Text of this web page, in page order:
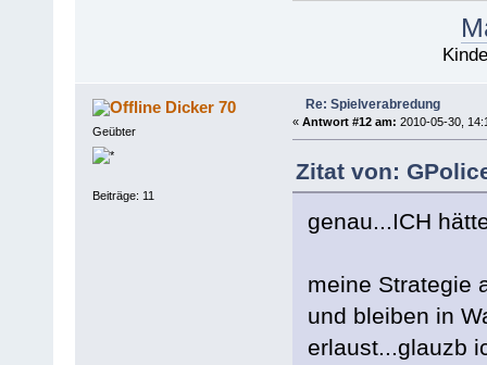
Dicker 70
Geübter
Beiträge: 11
Re: Spielverabredung
« Antwort #12 am: 2010-05-30,
Zitat von:
genau...ICH
meine Strategie
und bleiben in
erlaust...glauzb